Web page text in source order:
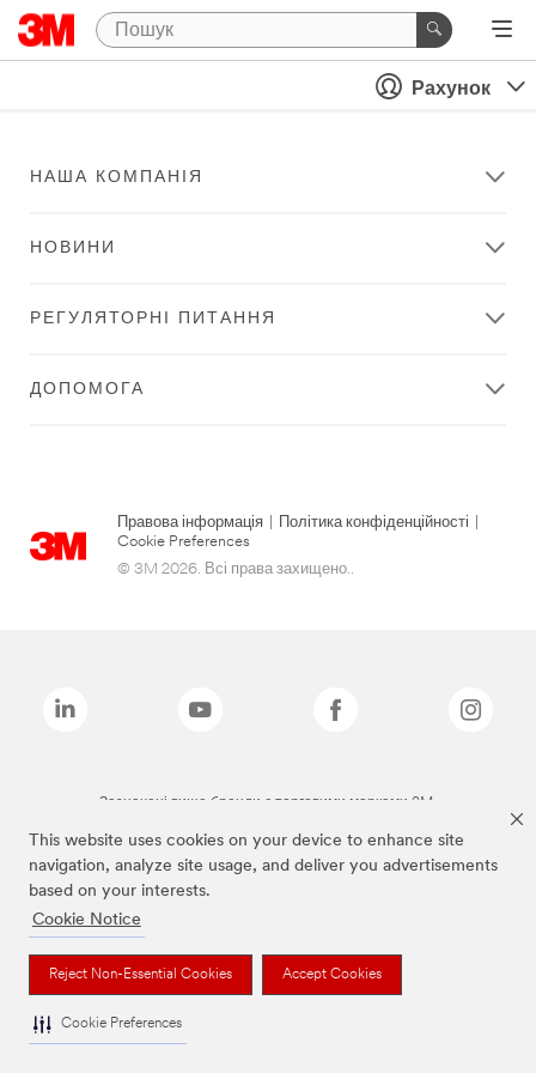
This website uses cookies on your device to enhance site
navigation, analyze site usage, and deliver you advertisements
based on your interests.
Cookie Notice
Reject Non-Essential Cookies Accept Cookies
Cookie Preferences
Рахунок
НАША КОМПАНІЯ
НОВИНИ
РЕГУЛЯТОРНІ ПИТАННЯ
ДОПОМОГА
Правова інформація Політика конфіденційності
Cookie Preferences
© 3M 2026. Всі права захищено..
Зазначені вище бренди є торговими марками 3M.